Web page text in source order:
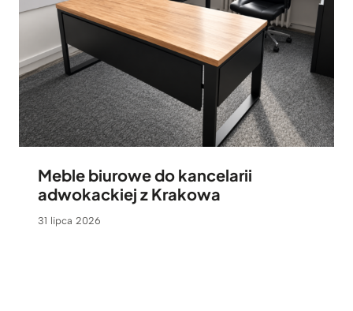
Meble biurowe do kancelarii
adwokackiej z Krakowa
31 lipca 2026